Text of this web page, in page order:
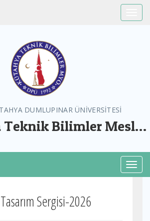
DUMLUPINAR ÜNİVERSİTESİ
Bilimler Meslek
Sergisi-2026